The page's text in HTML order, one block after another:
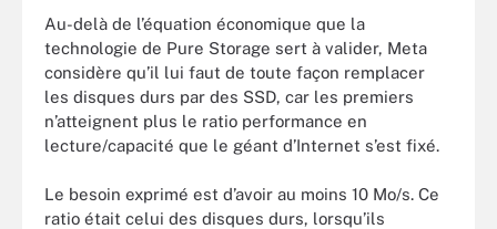
Au-delà de l’équation économique que la
technologie de Pure Storage sert à valider, Meta
considère qu’il lui faut de toute façon remplacer
les disques durs par des SSD, car les premiers
n’atteignent plus le ratio performance en
lecture/capacité que le géant d’Internet s’est fixé.
Le besoin exprimé est d’avoir au moins 10 Mo/s. Ce
ratio était celui des disques durs, lorsqu’ils